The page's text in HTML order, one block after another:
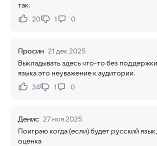
так.
Нравится:
20Не нравится:
1 0
Просин 21 дек 2025
Выкладывать здесь что-то без
языка это неуважение к аудитории.
Нравится:
34Не нравится:
1 0
Денис 27 ноя 2025
Поиграю когда (если) будет русский
оценка